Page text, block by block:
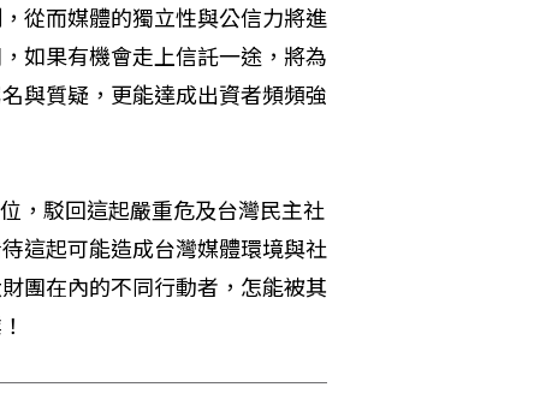
從而媒體的獨立性與公信力將進
如果有機會走上信託一途，將為
與質疑，更能達成出資者頻頻強
，駁回這起嚴重危及台灣民主社
這起可能造成台灣媒體環境與社
團在內的不同行動者，怎能被其